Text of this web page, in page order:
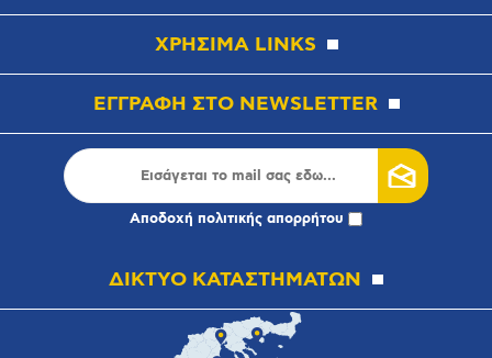
ΧΡΗΣΙΜΑ LINKS
ΕΓΓΡΑΦΗ ΣΤΟ NEWSLETTER
Αποδοχή πολιτικής απορρήτου
ΔΙΚΤΥΟ ΚΑΤΑΣΤΗΜΑΤΩΝ